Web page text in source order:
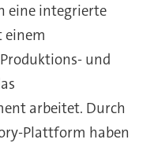
eine integrierte
einem
und
arbeitet. Durch
Plattform haben